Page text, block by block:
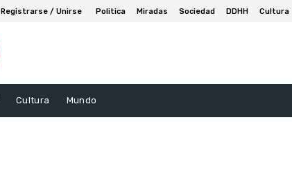
Registrarse / Unirse Politica Miradas Sociedad DDHH Cultura
Cultura Mundo